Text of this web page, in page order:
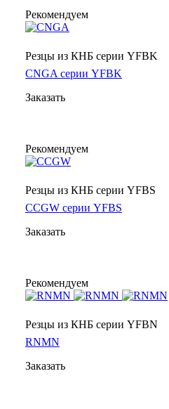
Рекомендуем
Резцы из КНБ серии YFBK
CNGA серии YFBK
Заказать
Рекомендуем
Резцы из КНБ серии YFBS
CCGW серии YFBS
Заказать
Рекомендуем
Резцы из КНБ серии YFBN
RNMN
Заказать